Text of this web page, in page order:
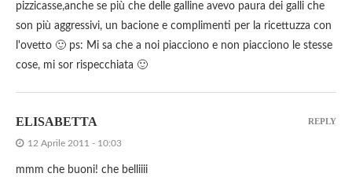
pizzicasse,anche se più che delle galline avevo paura dei galli che
son più aggressivi, un bacione e complimenti per la ricettuzza con
l'ovetto 🙂 ps: Mi sa che a noi piacciono e non piacciono le stesse
cose, mi sor rispecchiata 🙂
ELISABETTA
12 Aprile 2011 - 10:03
mmm che buoni! che belliiii
REPLY